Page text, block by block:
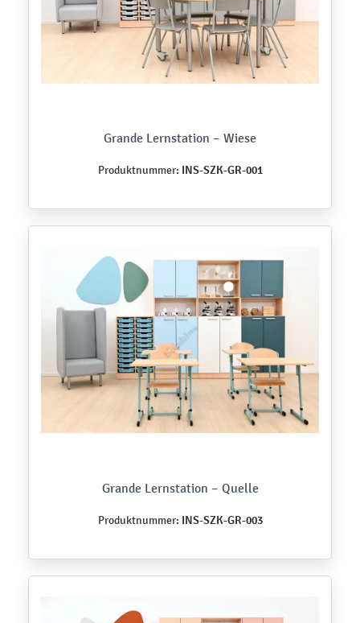
Grande Lernstation – Wiese
Produktnummer: INS-SZK-GR-001
Grande Lernstation – Quelle
Produktnummer: INS-SZK-GR-003